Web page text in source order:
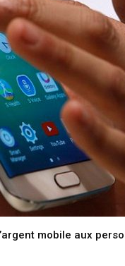
mobile aux